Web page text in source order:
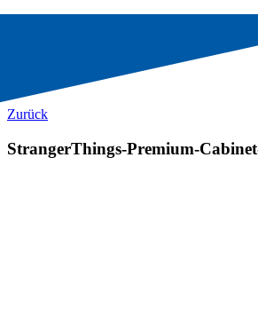
Zurück
StrangerThings-Premium-